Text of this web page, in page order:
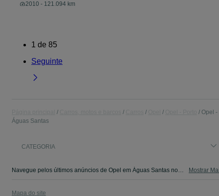
2010 - 121.094 km
1 de 85
Seguinte
Opel -
Águas Santas
CATEGORIA
Navegue pelos últimos anúncios de Opel em Águas Santas no OLX Portugal. Compre e venda produtos locais com facilidade e segurança. Mostrar
Mapa do site